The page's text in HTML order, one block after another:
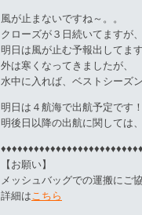
風が止まないですね～。。
クローズが３日続いてますが、
明日は風が止む予報出してま
外は寒くなってきましたが、
水中に入れば、ベストシーズ
明日は４航海で出航予定です！
明後日以降の出航に関しては
【お願い】
メッシュバッグでの運搬にご
詳細はこちら